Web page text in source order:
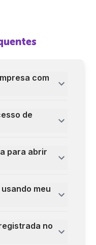
com
de
para abrir
meu
no